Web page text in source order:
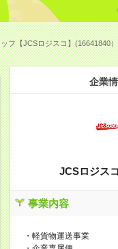
フ【JCSロジスコ】(16641840）
企業
JCSロジス
事業内容
・軽貨物運送事業